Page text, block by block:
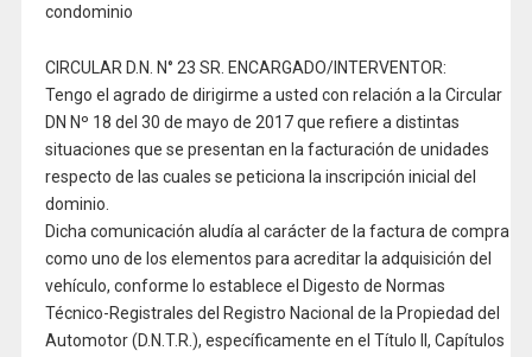
condominio
CIRCULAR D.N. N° 23 SR. ENCARGADO/INTERVENTOR:
Tengo el agrado de dirigirme a usted con relación a la Circular
DN Nº 18 del 30 de mayo de 2017 que refiere a distintas
situaciones que se presentan en la facturación de unidades
respecto de las cuales se peticiona la inscripción inicial del
dominio.
Dicha comunicación aludía al carácter de la factura de compra
como uno de los elementos para acreditar la adquisición del
vehículo, conforme lo establece el Digesto de Normas
Técnico-Registrales del Registro Nacional de la Propiedad del
Automotor (D.N.T.R.), específicamente en el Título II, Capítulos